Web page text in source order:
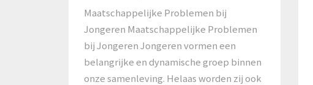
Maatschappelijke Problemen bij
Jongeren Maatschappelijke Problemen
bij Jongeren Jongeren vormen een
belangrijke en dynamische groep binnen
onze samenleving. Helaas worden zij ook